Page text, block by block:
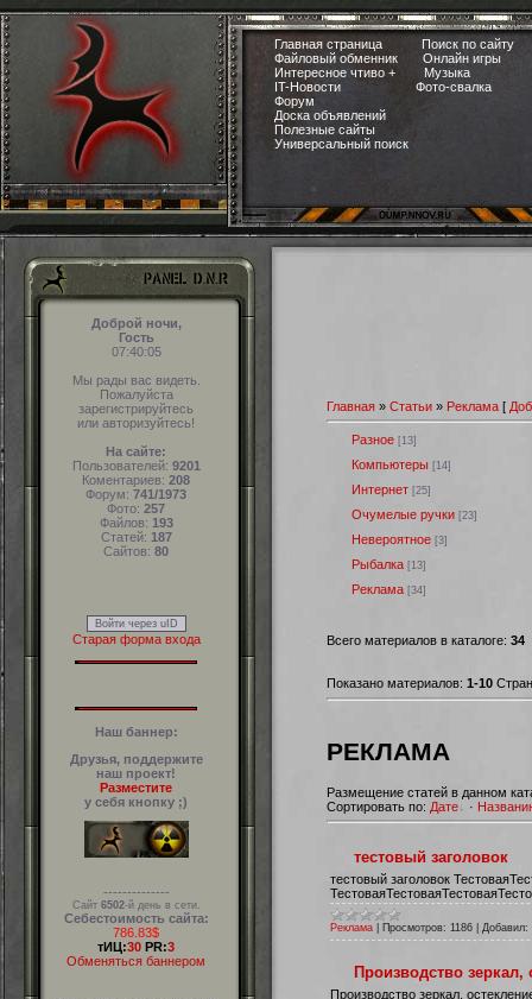
Главная страница
Поиск по сайту
Файловый обменник
Онлайн игры
Интересное чтиво +
Музыка
IT-Новости
Фото-свалка
Форум
Доска объявлений
Полезные сайты
Универсальный поиск
Доброй ночи,
Гость
07:40:06
Мы рады вас видеть.
Пожалуйста
зарегистрируйтесь
или авторизуйтесь!
На сайте:
Пользователей: 9201
Коментариев: 208
Форум: 741/1973
Фото: 257
Файлов: 193
Статей: 187
Сайтов: 80
Войти через uID
Старая форма входа
Наш баннер:
Друзья, поддержите
наш проект!
Разместите
у себя кнопку ;)
--------------
Сайт 6502-й день в сети.
Себестоимость сайта:
786.83$
тИЦ:30 PR:3
Обменяться баннером
Главная » Статьи » Реклама [
Разное [13]
Компьютеры [14]
Интернет [25]
Очумелые ручки [23]
Невероятное [3]
Рыбалка [13]
Реклама [34]
Всего материалов в каталоге: 34
Показано материалов: 1-10
РЕКЛАМА
Размещение статей в данном
Сортировать по: Дате ·
тестовый заголовок
тестовый заголовок
Реклама Просмотров: 1186 Добавил:
Производство зеркал,
Производство зеркал,